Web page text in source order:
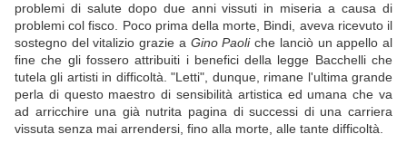
problemi di salute dopo due anni vissuti in miseria a causa di
problemi col fisco. Poco prima della morte, Bindi, aveva ricevuto il
sostegno del vitalizio grazie a Gino Paoliche lanciò un appello al
fine che gli fossero attribuiti i benefici della legge Bacchelli che
tutela gli artisti in difficoltà. "Letti", dunque, rimane l'ultima grande
perla di questo maestro di sensibilità artistica ed umana che va
ad arricchire una già nutrita pagina di successi di una carriera
vissuta senza mai arrendersi, fino alla morte, alle tante difficoltà.